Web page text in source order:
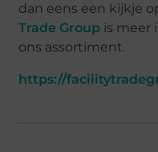
dan eens een kijkje
Trade Group is meer
ons assortiment.
https://